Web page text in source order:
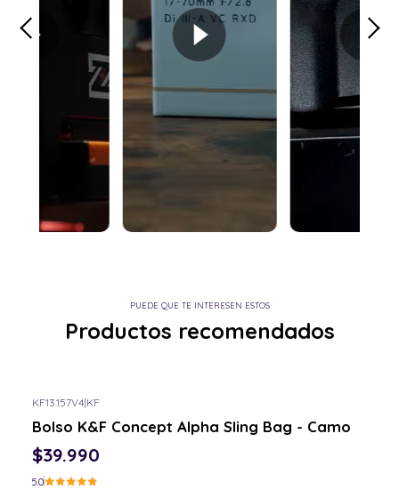
PUEDE QUE TE INTERESEN ESTOS
Productos recomendados
KF13.157V4|KF
Bolso K&F Concept Alpha Sling Bag - Camo
$39.990
5.0